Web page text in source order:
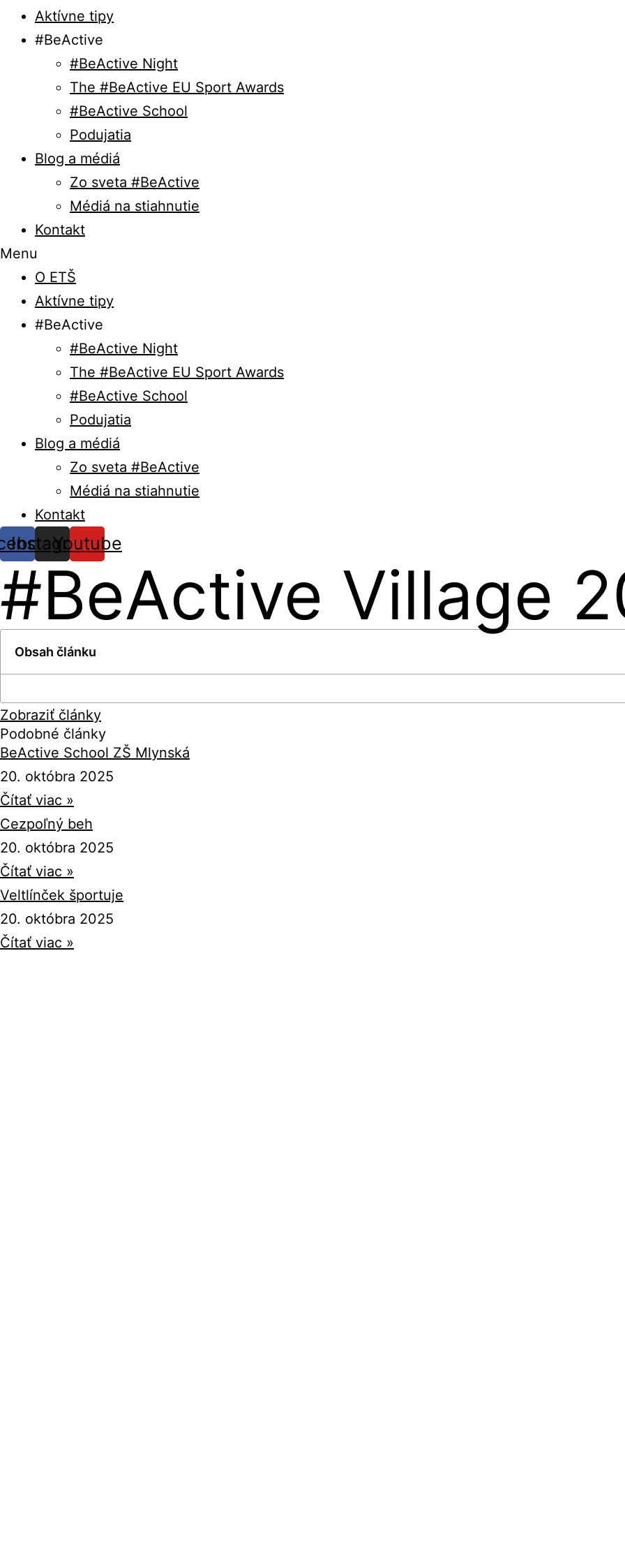
Aktívne tipy
#BeActive
#BeActive Night
The #BeActive EU Sport Awards
#BeActive School
Podujatia
Blog a médiá
Zo sveta #BeActive
Médiá na stiahnutie
Kontakt
Menu
O ETŠ
Aktívne tipy
#BeActive
#BeActive Night
The #BeActive EU Sport Awards
#BeActive School
Podujatia
Blog a médiá
Zo sveta #BeActive
Médiá na stiahnutie
Kontakt
Instagram
Youtube
#BeActive Village
Obsah článku
Zobraziť články
Podobné články
BeActive School ZŠ Mlynská
20. októbra 2025
Čítať viac »
Cezpoľný beh
20. októbra 2025
Čítať viac »
Veltlínček športuje
20. októbra 2025
Čítať viac »